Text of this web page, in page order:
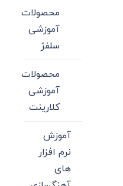
محصولات
آموزشی
سلفژ
محصولات
آموزشی
کلارینت
آموزش
نرم افزار
های